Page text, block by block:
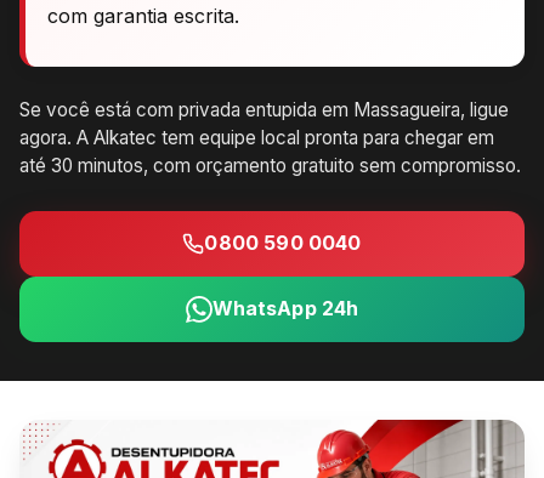
com garantia escrita.
Se você está com privada entupida em Massagueira, ligue
agora. A Alkatec tem equipe local pronta para chegar em
até 30 minutos, com orçamento gratuito sem compromisso.
0800 590 0040
WhatsApp 24h